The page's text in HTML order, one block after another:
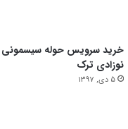
خرید سرویس حوله سیسمونی
نوزادی ترک
5 دی, 1397